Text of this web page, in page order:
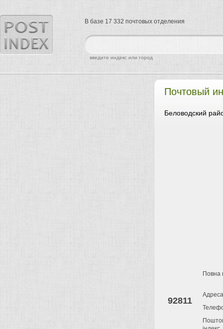
Почтовый
Беловодский
92811
Повна
Адреса
найти
введите индекс или город
В базе 17 332 почтовых отделения